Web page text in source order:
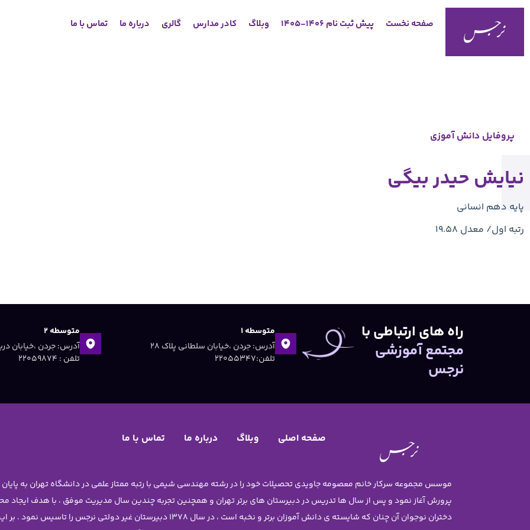
صفحه نخست پیش ثبت نام 1406-1405 وبلاگ کادر مدارس گالری درباره ما تماس با ما
پروفایل دانش آموزی
نیایش حیدر بیگی
پایه دهم انسانی
رتبه اول/ معدل 19.58
راه های ارتباطی با
مجتمع آموزشی
نرجس
متوسطه ۱
آدرس: جردن ،خیابان سلطانی پلاک ۲۸
تلفن:۲۲۰۵۵۳۴۷
متوسطه ۲
تلفن : ۲۲۰۵۹۸۷۴
صفحه اصلی وبلاگ درباره ما تماس با ما
پرورش آغاز نمود و پس از سال ها تدریس در دبیرستان های برتر تهران و همچنین تجربه چندین سال مدیریت موفق ، با هدف
دختران نوجوان آن چنان که شایسته ی دانش آموزان برتر و نخبه است ، در سال 1378